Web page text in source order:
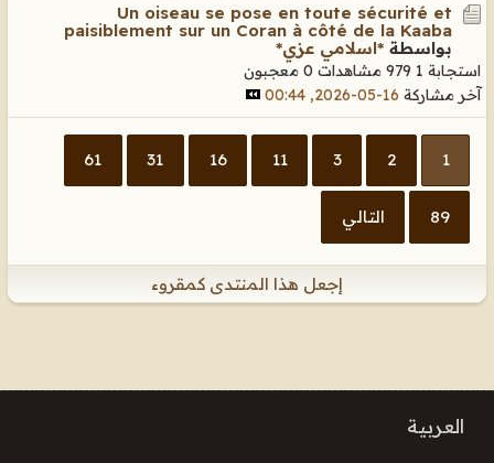
Un oiseau se pose en toute sécurité et
paisiblement sur un Coran à côté de la Kaaba
بواسطة *اسلامي عزي*
استجابة 1 979 مشاهدات
0 معجبون
آخر مشاركة 16-05-2026, 00:44
1
2
3
11
16
31
61
89 التالي
إجعل هذا المنتدى كمقروء
العربية